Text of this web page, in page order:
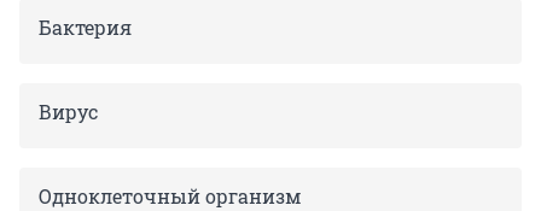
Бактерия
Вирус
Одноклеточный организм